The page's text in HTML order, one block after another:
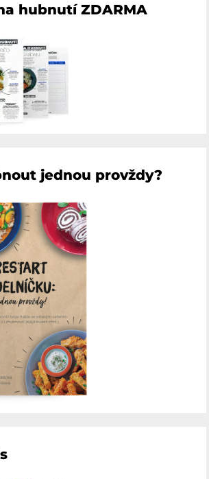
hubnutí ZDARMA
jednou provždy?